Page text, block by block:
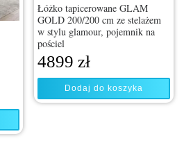
Łóżko tapicerowane GLAM
GOLD 200/200 cm ze stelażem
w stylu glamour, pojemnik na
pościel
4899 zł
Dodaj do koszyka